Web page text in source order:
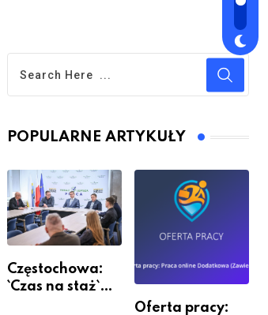
POPULARNE ARTYKUŁY
Częstochowa:
`Czas na staż`
Oferta pracy: